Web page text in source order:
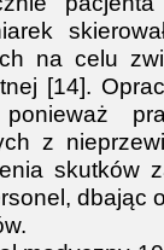
na celu
[14].
ponieważ
z
skutków
dbając